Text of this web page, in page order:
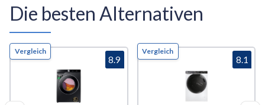
Die besten Alternativen
Vergleich
8.9
Vergleich
8.1